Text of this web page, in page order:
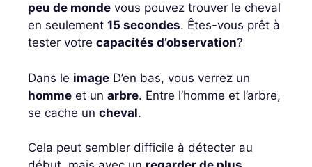
peu de monde vous pouvez trouver le cheval
en seulement 15 secondes. Êtes-vous prêt à
tester votre capacités d’observation?
Dans le image D’en bas, vous verrez un
homme et un arbre. Entre l’homme et l’arbre,
se cache un cheval.
Cela peut sembler difficile à détecter au